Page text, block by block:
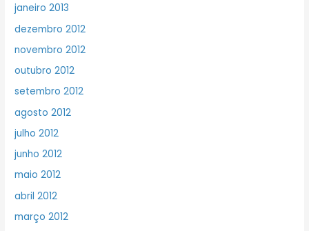
janeiro 2013
dezembro 2012
novembro 2012
outubro 2012
setembro 2012
agosto 2012
julho 2012
junho 2012
maio 2012
abril 2012
março 2012